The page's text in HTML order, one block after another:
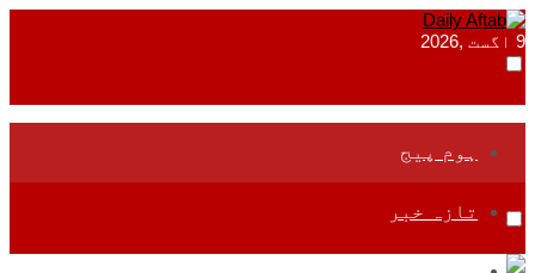
9 اگست ,2026
ہوم پیج
تازہ خبر